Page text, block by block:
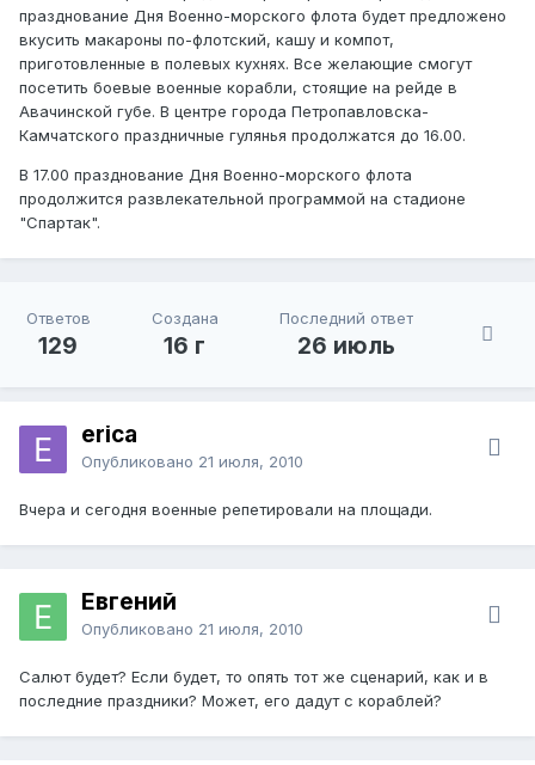
празднование Дня Военно-морского флота будет предложено
вкусить макароны по-флотский, кашу и компот,
приготовленные в полевых кухнях. Все желающие смогут
посетить боевые военные корабли, стоящие на рейде в
Авачинской губе. В центре города Петропавловска-
Камчатского праздничные гулянья продолжатся до 16.00.
В 17.00 празднование Дня Военно-морского флота
продолжится развлекательной программой на стадионе
"Спартак".
Ответов
129
Создана
16 г
Последний ответ
26 июль
erica
Опубликовано 21 июля, 2010
Вчера и сегодня военные репетировали на площади.
Евгений
Опубликовано 21 июля, 2010
Салют будет? Если будет, то опять тот же сценарий, как и в
последние праздники? Может, его дадут с кораблей?